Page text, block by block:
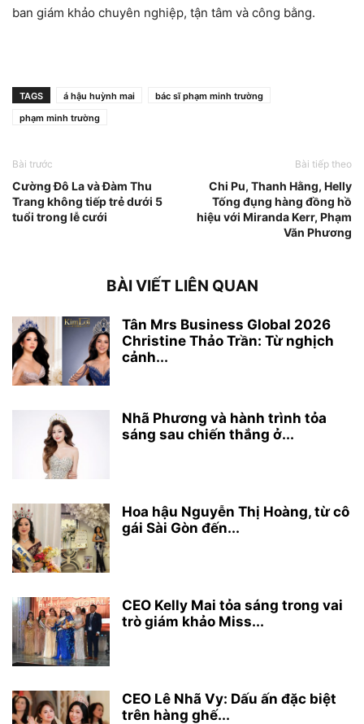
ban giám khảo chuyên nghiệp, tận tâm và công bằng.
TAGS á hậu huỳnh mai
bác sĩ phạm minh trường
phạm minh trường
Bài trước
Cường Đô La và Đàm Thu
Trang không tiếp trẻ dưới 5
tuổi trong lễ cưới
Bài tiếp theo
Chi Pu, Thanh Hằng, Helly
Tống đụng hàng đồng hồ
hiệu với Miranda Kerr, Phạm
Văn Phương
BÀI VIẾT LIÊN QUAN
Tân Mrs Business Global 2026
Christine Thảo Trần: Từ nghịch
cảnh...
Nhã Phương và hành trình tỏa
sáng sau chiến thắng ở...
Hoa hậu Nguyễn Thị Hoàng, từ cô
gái Sài Gòn đến...
CEO Kelly Mai tỏa sáng trong vai
trò giám khảo Miss...
CEO Lê Nhã Vy: Dấu ấn đặc biệt
trên hàng ghế...